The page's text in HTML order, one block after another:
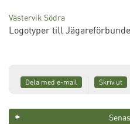
Västervik Södra
Logotyper till
Dela med e-mail Skriv ut